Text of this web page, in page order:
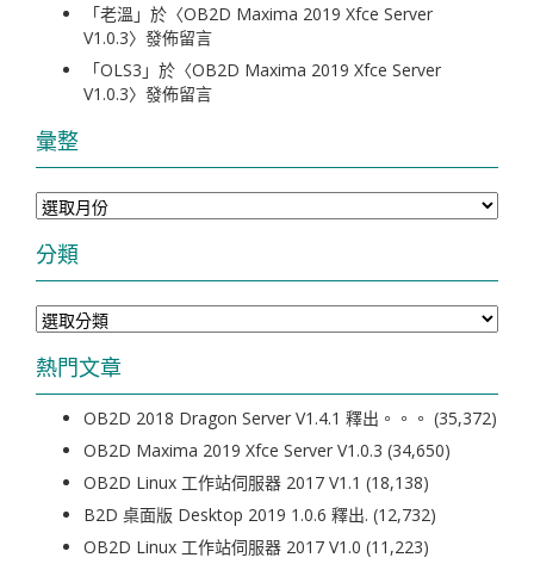
「老溫 」於〈OB2D Maxima 2019 Xfce Server
V1.0.3〉發佈留言
「OLS3 」於〈OB2D Maxima 2019 Xfce Server
V1.0.3〉發佈留言
彙整
彙
整
分類
分
類
熱門文章
OB2D 2018 Dragon Server V1.4.1 釋出。。。 (35,372)
OB2D Maxima 2019 Xfce Server V1.0.3 (34,650)
OB2D Linux 工作站伺服器 2017 V1.1 (18,138)
B2D 桌面版 Desktop 2019 1.0.6 釋出. (12,732)
OB2D Linux 工作站伺服器 2017 V1.0 (11,223)